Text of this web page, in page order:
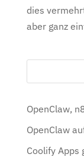
dies
aber ganz
OpenClaw,
OpenClaw
Coolify Apps